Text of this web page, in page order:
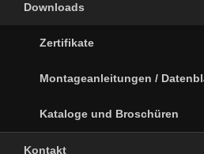
Downloads
Zertifikate
Montageanleitungen /
Kataloge und Broschüren
Kontakt